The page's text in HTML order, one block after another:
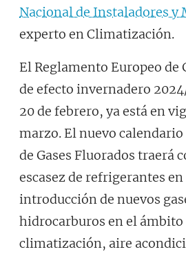
Nacional de Instaladores y
experto en Climatización.
El Reglamento Europeo de
de efecto invernadero
20 de febrero, ya está en
marzo. El nuevo
de Gases Fluorados traerá
escasez de refrigerantes
introducción de nuevos
hidrocarburos en el ámbito
climatización, aire